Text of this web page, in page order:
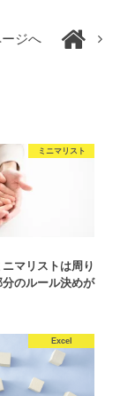
ージへ
ミニマリスト
マリストは周り
のルール決めが
Excel